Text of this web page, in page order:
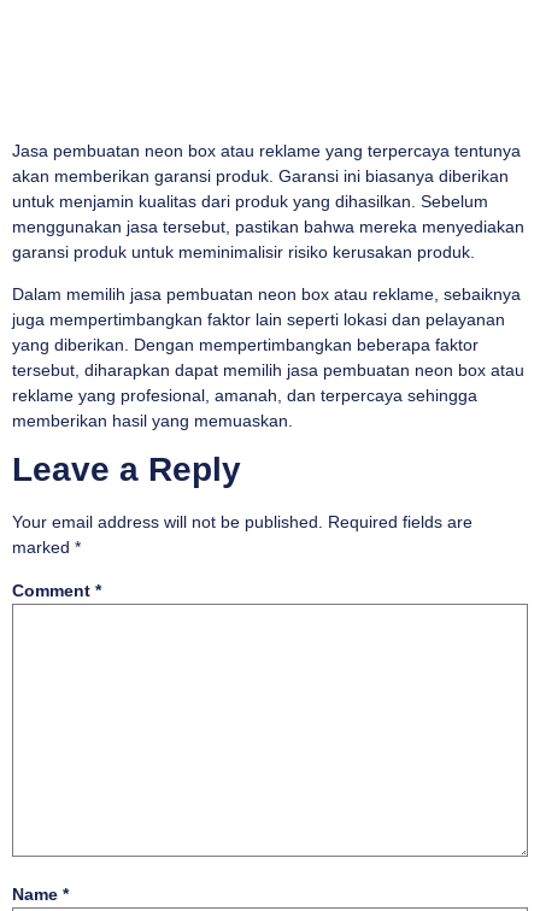
Jasa pembuatan neon box atau reklame yang terpercaya tentunya
akan memberikan garansi produk. Garansi ini biasanya diberikan
untuk menjamin kualitas dari produk yang dihasilkan. Sebelum
menggunakan jasa tersebut, pastikan bahwa mereka menyediakan
garansi produk untuk meminimalisir risiko kerusakan produk.
Dalam memilih jasa pembuatan neon box atau reklame, sebaiknya
juga mempertimbangkan faktor lain seperti lokasi dan pelayanan
yang diberikan. Dengan mempertimbangkan beberapa faktor
tersebut, diharapkan dapat memilih jasa pembuatan neon box atau
reklame yang profesional, amanah, dan terpercaya sehingga
memberikan hasil yang memuaskan.
Leave a Reply
Your email address will not be published.
Required fields are
marked *
Comment *
Name *